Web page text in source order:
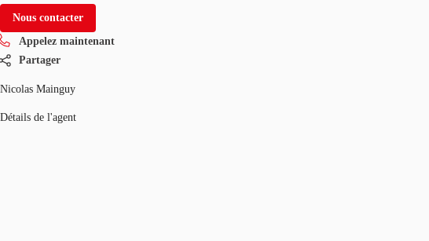
Nous contacter
Appelez maintenant
Partager
Nicolas Mainguy
Détails de l'agent